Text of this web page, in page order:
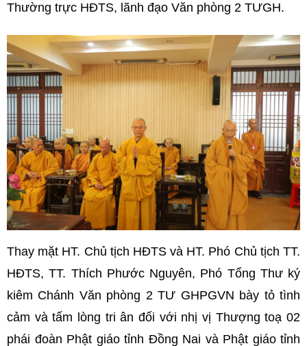
Thường trực HĐTS, lãnh đạo Văn phòng 2 TƯGH.
Thay mặt HT. Chủ tịch HĐTS và HT. Phó Chủ tịch TT.
HĐTS, TT. Thích Phước Nguyên, Phó Tổng Thư ký
kiêm Chánh Văn phòng 2 TƯ GHPGVN bày tỏ tình
cảm và tấm lòng tri ân đối với nhị vị Thượng toạ 02
phái đoàn Phật giáo tỉnh Đồng Nai và Phật giáo tỉnh